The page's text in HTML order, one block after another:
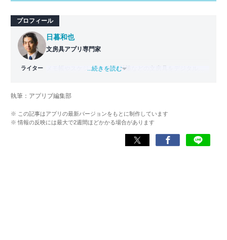
プロフィール
ライター
日暮和也
文房具アプリ専門家
メモ帳やスケジュール帳、付箋などの文房具をデジタル化
務めた後、文房具アプリの専門家として監修・ライター業
『TimeTree』『Measure』など700以上。
...続きを読む
執筆：アプリブ編集部
※ この記事はアプリの最新バージョンをもとに制作しています
※ 情報の反映には最大で2週間ほどかかる場合があります